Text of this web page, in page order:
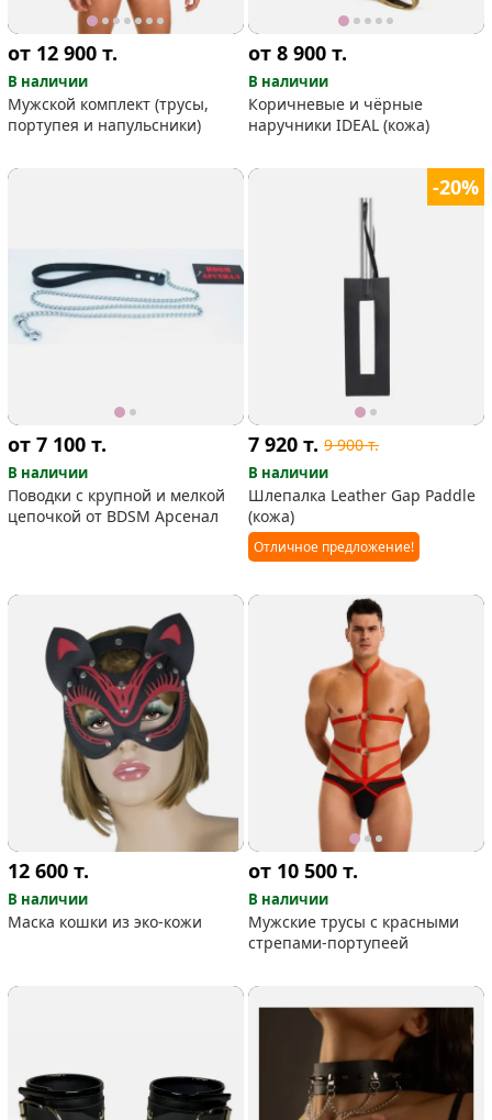
от 12 900т.
В наличии
Мужской комплект (трусы,
портупея и напульсники)
от 8 900т.
В наличии
Коричневые и чёрные
наручники IDEAL (кожа)
от 7 100т.
В наличии
Поводки с крупной и мелкой
цепочкой от BDSM Арсенал
-20%
7 920т. 9 900т.
В наличии
Шлепалка Leather Gap Paddle
(кожа)
Отличное предложение!
12 600т.
В наличии
Маска кошки из эко-кожи
от 10 500т.
В наличии
Мужские трусы с красными
стрепами-портупеей